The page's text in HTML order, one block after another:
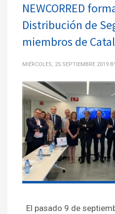
NEWCORRED
Distribución de
miembros de
MIÉRCOLES, 25 SEPTIEMBRE 2019
El pasado 9 de